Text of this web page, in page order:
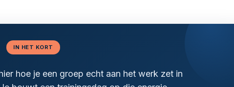
IN HET KORT
hoe je een groep echt aan het werk zet in